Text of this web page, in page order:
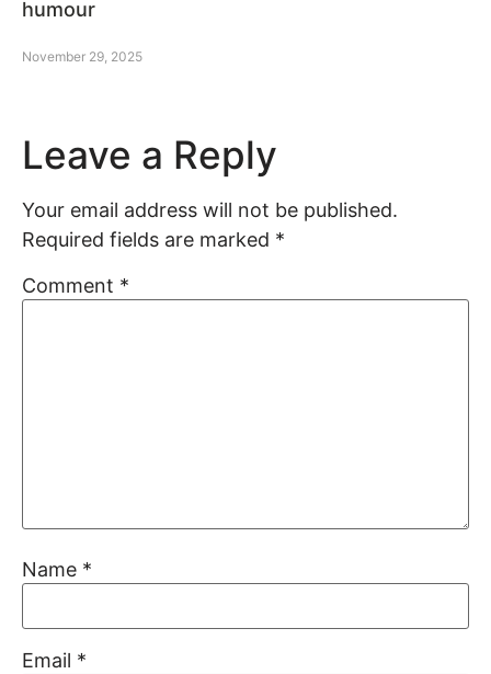
humour
November 29, 2025
Leave a Reply
Your email address will not be published.
Required fields are marked *
Comment *
Name *
Email *